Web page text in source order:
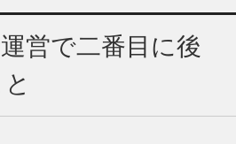
営で二番目に後